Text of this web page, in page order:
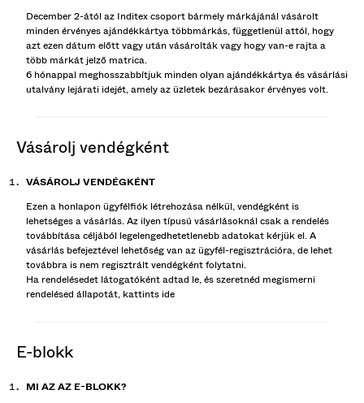
December 2-ától az Inditex csoport bármely márkájánál vásárolt
minden érvényes ajándékkártya többmárkás, függetlenül attól, hogy
azt ezen dátum előtt vagy után vásárolták vagy hogy van-e rajta a
több márkát jelző matrica.
6 hónappal meghosszabbítjuk minden olyan ajándékkártya és vásárlási
utalvány lejárati idejét, amely az üzletek bezárásakor érvényes volt.
vásárolj vendégként
VÁSÁROLJ VENDÉGKÉNT
Ezen a honlapon ügyfélfiók létrehozása nélkül, vendégként is
lehetséges a vásárlás. Az ilyen típusú vásárlásoknál csak a rendelés
továbbítása céljából legelengedhetetlenebb adatokat kérjük el. A
vásárlás befejeztével lehetőség van az ügyfél-regisztrációra, de lehet
továbbra is nem regisztrált vendégként folytatni.
Ha rendelésedet látogatóként adtad le, és szeretnéd megismerni
rendelésed állapotát, kattints ide
e-blokk
MI AZ AZ E-BLOKK?